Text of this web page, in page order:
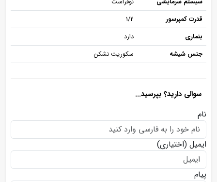
قدرت کمپرسور
1/2
بنماری
دارد
جنس شیشه
سکوریت نشکن
سوالی دارید؟ بپرسید...
نام
ایمیل (اختیاری)
پیام